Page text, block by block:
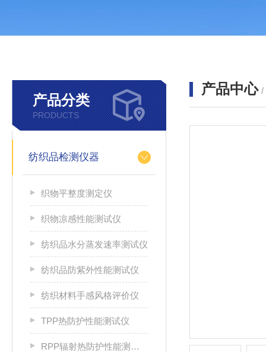
产品分类
PRODUCTS
纺织品检测仪器
织物平整度测定仪
织物凉感性能测试仪
纺织品水分蒸发速率测试仪
纺织品防紫外性能测试仪
纺织材料手感风格评价仪
TPP热防护性能测试仪
RPP辐射热防护性能测试仪
产品中心 /